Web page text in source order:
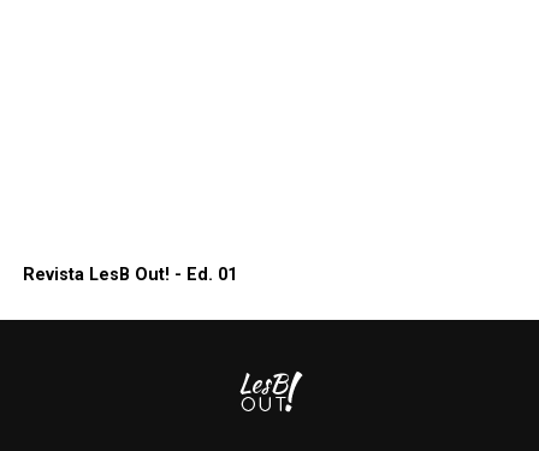
Revista LesB Out! - Ed. 01